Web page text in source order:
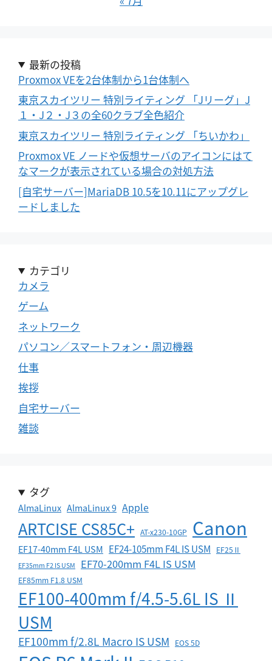
最新の投稿
Proxmox VEを2台体制から1台体制へ
東京スカイツリー 特別ライティング 「Jリーグ」J
１・J２・J３の全60クラブ全色紹介
東京スカイツリー 特別ライティング 「ちいかわ」
Proxmox VE ノードや仮想サーバのアイコンにはて
なマークが表示されている場合の対処方法
[自宅サーバー]MariaDB 10.5を10.11にアップグレ
ードしました
カテゴリ
カメラ
ゲーム
ネットワーク
パソコン／スマートフォン・周辺機器
仕事
挨拶
自宅サーバー
雑談
タグ
AlmaLinux AlmaLinux 9 Apple
ARTCISE CS85C+ AT-x230-10GP Canon
EF17-40mm F4L USM EF24-105mm F4L IS USM EF25Ⅱ
EF35mm F2 IS USM EF70-200mm F4L IS USM
EF85mm F1.8 USM
EF100-400mm f/4.5-5.6L IS Ⅱ
USM
EF100mm f/2.8L Macro IS USM EOS 5D